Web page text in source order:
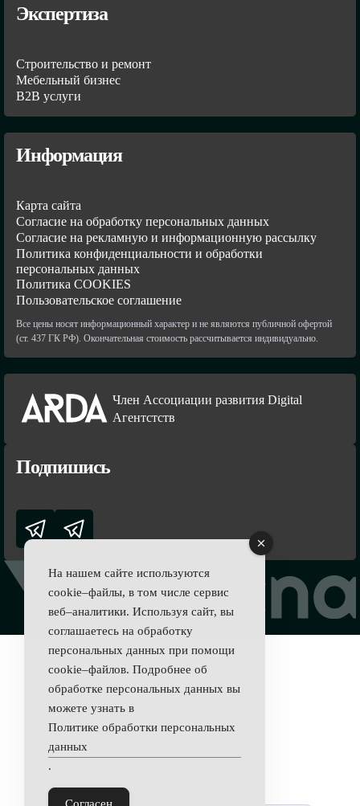
Экспертиза
Строительство и ремонт
Мебельный бизнес
В2В услуги
Информация
Карта сайта
Согласие на обработку персональных данных
Согласие на рекламную и информационную рассылку
Политика конфиденциальности и обработки
персональных данных
Политика COOKIES
Пользовательское соглашение
Все цены носят информационный характер и не являются публичной офертой
(ст. 437 ГК РФ). Окончательная стоимость рассчитывается индивидуально.
Член Ассоциации развития Digital
Агентстств
Подпишись
На нашем сайте используются
cookie–файлы, в том числе сервис
веб–аналитики. Используя сайт, вы
соглашаетесь на обработку
персональных данных при помощи
cookie–файлов. Подробнее об
обработке персональных данных вы
можете узнать в
Политике обработки персональных
данных
.